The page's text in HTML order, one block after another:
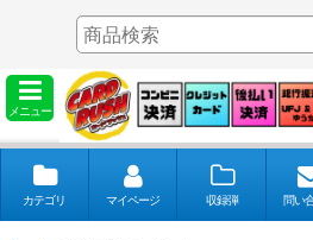
メニュー
カテゴリ マイページ 収録弾 問い